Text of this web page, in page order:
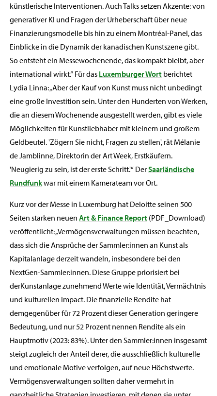
künstlerische Interventionen. Auch Talks setzen Akzente: von
generativer KI und Fragen der Urheberschaft über neue
Finanzierungsmodelle bis hin zu einem Montréal-Panel, das
Einblicke in die Dynamik der kanadischen Kunstszene gibt.
So entsteht ein Messewochenende, das kompakt bleibt, aber
international wirkt.“ Für das Luxemburger Wort berichtet
Lydia Linna: „Aber der Kauf von Kunst muss nicht unbedingt
eine große Investition sein. Unter den Hunderten von Werken,
die an diesem Wochenende ausgestellt werden, gibt es viele
Möglichkeiten für Kunstliebhaber mit kleinem und großem
Geldbeutel. 'Zögern Sie nicht, Fragen zu stellen', rät Mélanie
de Jamblinne, Direktorin der Art Week, Erstkäufern.
'Neugierig zu sein, ist der erste Schritt.'“ DerSaarländische
Rundfunkwar mit einem Kamerateam vor Ort.
Kurz vor der Messe in Luxemburg hat Deloitte seinen 500
Seiten starken neuen Art & Finance Report (PDF_Download)
veröffentlicht: „Vermögensverwaltungen müssen beachten,
dass sich die Ansprüche der Sammler:innen an Kunst als
Kapitalanlage derzeit wandeln, insbesondere bei den
NextGen-Sammler:innen. Diese Gruppe priorisiert bei
derKunstanlage zunehmend Werte wie Identität, Vermächtnis
und kulturellen Impact. Die finanzielle Rendite hat
demgegenüber für 72 Prozent dieser Generation geringere
Bedeutung, und nur 52 Prozent nennen Rendite als ein
Hauptmotiv (2023: 83%). Unter den Sammler:innen insgesamt
steigt zugleich der Anteil derer, die ausschließlich kulturelle
und emotionale Motive verfolgen, auf neue Höchstwerte.
Vermögensverwaltungen sollten daher vermehrt in